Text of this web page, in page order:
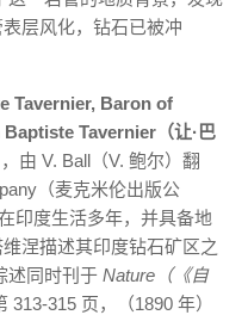
层风化，钻石已被冲
Tavernier, Baron of
Tavernier（让·巴
，由 V. Ball（V. 鲍尔）翻
（麦克米伦出版公
印度生活多年，并具备地
涅描述其印度钻石矿区之
述同时刊于 Nature（《自
313-315 页，（1890 年）